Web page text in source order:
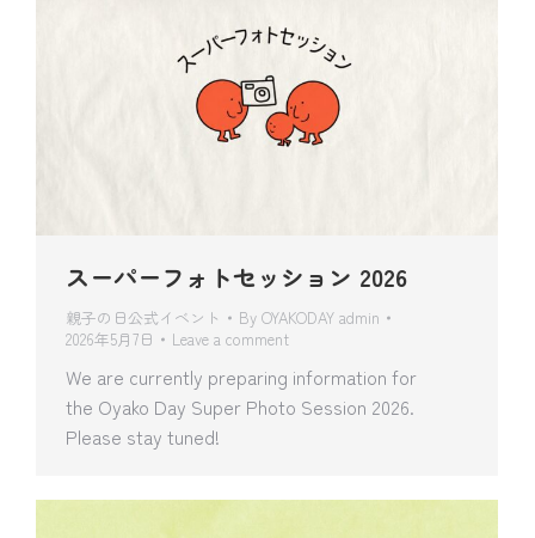
スーパーフォトセッション 2026
親子の日公式イベント By OYAKODAY admin
2026年5月7日
Leave a comment
We are currently preparing information for
the Oyako Day Super Photo Session 2026.
Please stay tuned!